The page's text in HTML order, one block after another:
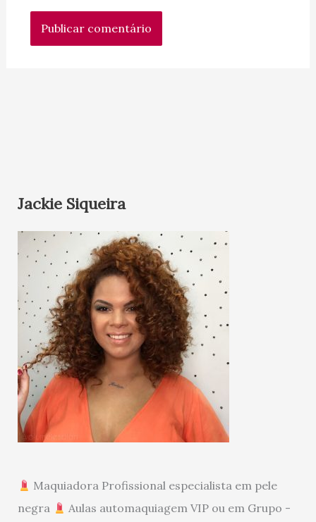
Jackie Siqueira
Maquiadora Profissional especialista em pele
negra
Aulas automaquiagem VIP ou em Grupo -